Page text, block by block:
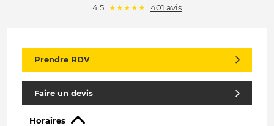
4.5 (*)
★(*)
★(*)
★(*)
★(*)
★ 401 avis
Prendre RDV
Faire un devis
Horaires